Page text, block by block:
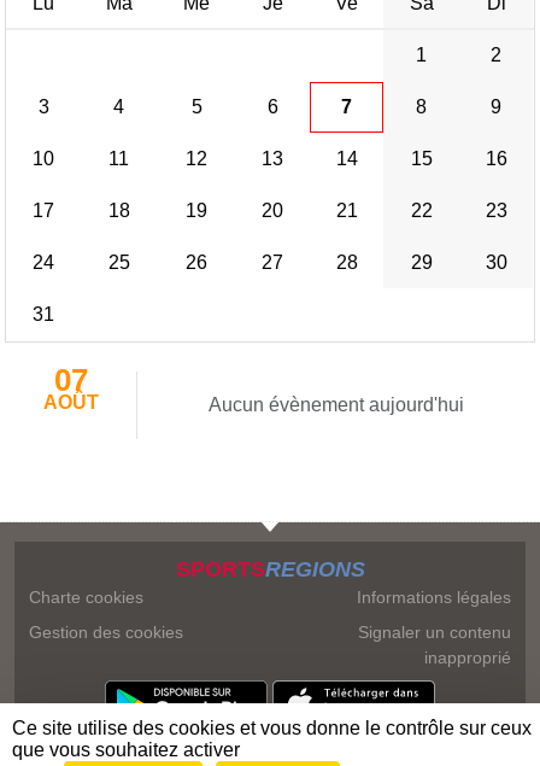
1 2
3 4 5 6 7 8 9
10 11 12 13 14 15 16
17 18 19 20 21 22 23
24 25 26 27 28 29 30
31
07
AOÛT Aucun évènement aujourd'hui
SPORTSREGIONS
Charte cookies
Gestion des cookies
Informations légales
Signaler un contenu
inapproprié
Ce site utilise des cookies et vous donne le contrôle sur ceux
que vous souhaitez activer